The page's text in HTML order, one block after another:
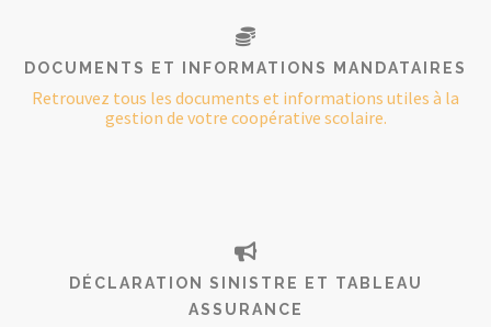
DOCUMENTS ET INFORMATIONS MANDATAIRES
Retrouvez tous les documents et informations utiles à la
gestion de votre coopérative scolaire.
DÉCLARATION SINISTRE ET TABLEAU
ASSURANCE